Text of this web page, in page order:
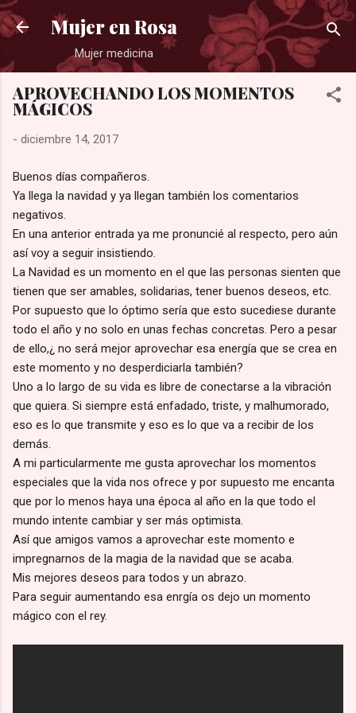
Ir al contenido principal
Mujer en Rosa
Mujer medicina
APROVECHANDO LOS MOMENTOS
MÁGICOS
- diciembre 14, 2017
Buenos días compañeros.
Ya llega la navidad y ya llegan también los comentarios
negativos.
En una anterior entrada ya me pronuncié al respecto, pero aún
así voy a seguir insistiendo.
La Navidad es un momento en el que las personas sienten que
tienen que ser amables, solidarias, tener buenos deseos, etc.
Por supuesto que lo óptimo sería que esto sucediese durante
todo el año y no solo en unas fechas concretas. Pero a pesar
de ello,¿ no será mejor aprovechar esa energía que se crea en
este momento y no desperdiciarla también?
Uno a lo largo de su vida es libre de conectarse a la vibración
que quiera. Si siempre está enfadado, triste, y malhumorado,
eso es lo que transmite y eso es lo que va a recibir de los
demás.
A mi particularmente me gusta aprovechar los momentos
especiales que la vida nos ofrece y por supuesto me encanta
que por lo menos haya una época al año en la que todo el
mundo intente cambiar y ser más optimista.
Así que amigos vamos a aprovechar este momento e
impregnarnos de la magia de la navidad que se acaba.
Mis mejores deseos para todos y un abrazo.
Para seguir aumentando esa enrgía os dejo un momento
mágico con el rey.